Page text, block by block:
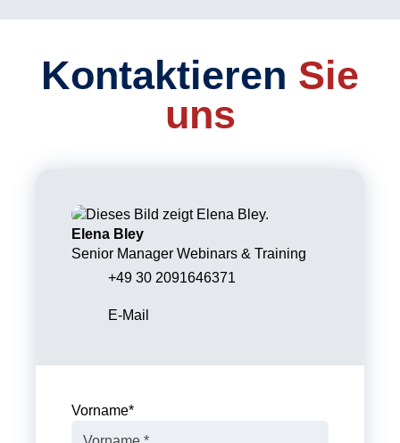
Kontaktieren Sie
uns
Elena Bley
Senior Manager Webinars & Training
+49 30 2091646371
E-Mail
Vorname*